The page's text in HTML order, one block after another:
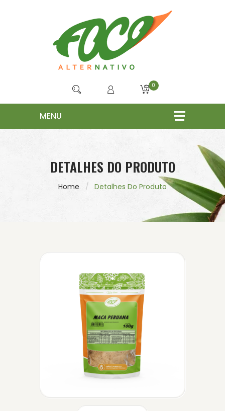
0
DETALHES DO PRODUTO
Home Detalhes Do Produto